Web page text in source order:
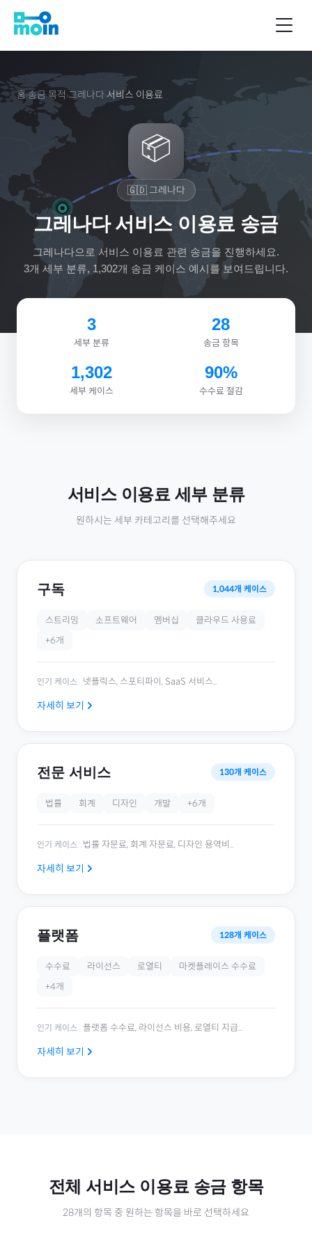
홈›송금 목적 ›그레나다›서비스 이용료
📦
🇬🇩그레나다
그레나다 서비스 이용료 송금
그레나다으로 서비스 이용료 관련 송금을 진행하세요.
3개 세부 분류, 1,302개 송금 케이스 예시를 보여드립니다.
3
세부 분류
28
송금 항목
1,302
세부 케이스
90%
수수료 절감
서비스 이용료 세부 분류
원하시는 세부 카테고리를 선택해주세요
구독 1,044개 케이스
스트리밍 소프트웨어 멤버십
클라우드 사용료
+6개
인기 케이스 넷플릭스, 스포티파이, SaaS 서비스...
자세히 보기
전문 서비스 130개 케이스
법률 회계 디자인 개발 +6개
인기 케이스 법률 자문료, 회계 자문료, 디자인 용역비 ...
자세히 보기
플랫폼 128개 케이스
수수료 라이선스 로열티
마켓플레이스 수수료
+4개
인기 케이스 플랫폼 수수료, 라이선스 비용, 로열티 지급...
자세히 보기
전체 서비스 이용료 송금 항목
28개의 항목 중 원하는 항목을 바로 선택하세요